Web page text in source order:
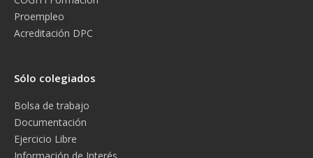
Proempleo
Acreditación DPC
Sólo colegiados
Bolsa de trabajo
Documentación
Ejercicio Libre